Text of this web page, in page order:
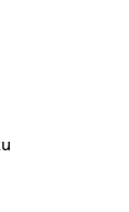
košíku